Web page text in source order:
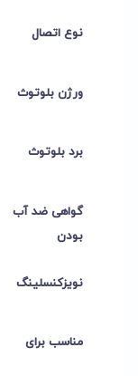
نوع اتصال
ورژن بلوتوث
برد بلوتوث
گواهی ضد آب
بودن
نویزکنسلینگ
مناسب برای